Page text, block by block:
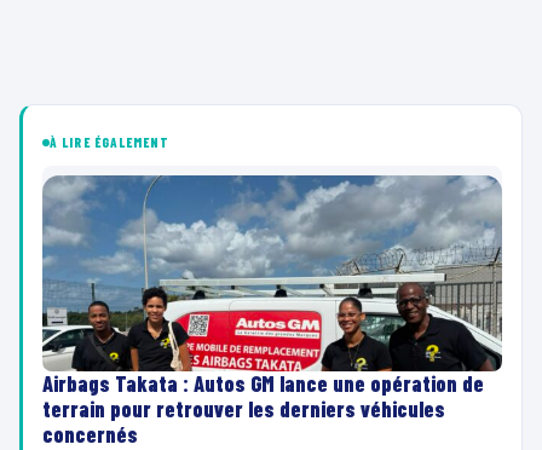
À LIRE ÉGALEMENT
Airbags Takata : Autos GM lance une opération de
terrain pour retrouver les derniers véhicules
concernés